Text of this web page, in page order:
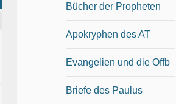
Bücher der Propheten
Apokryphen des AT
Evangelien und die Offb
Briefe des Paulus